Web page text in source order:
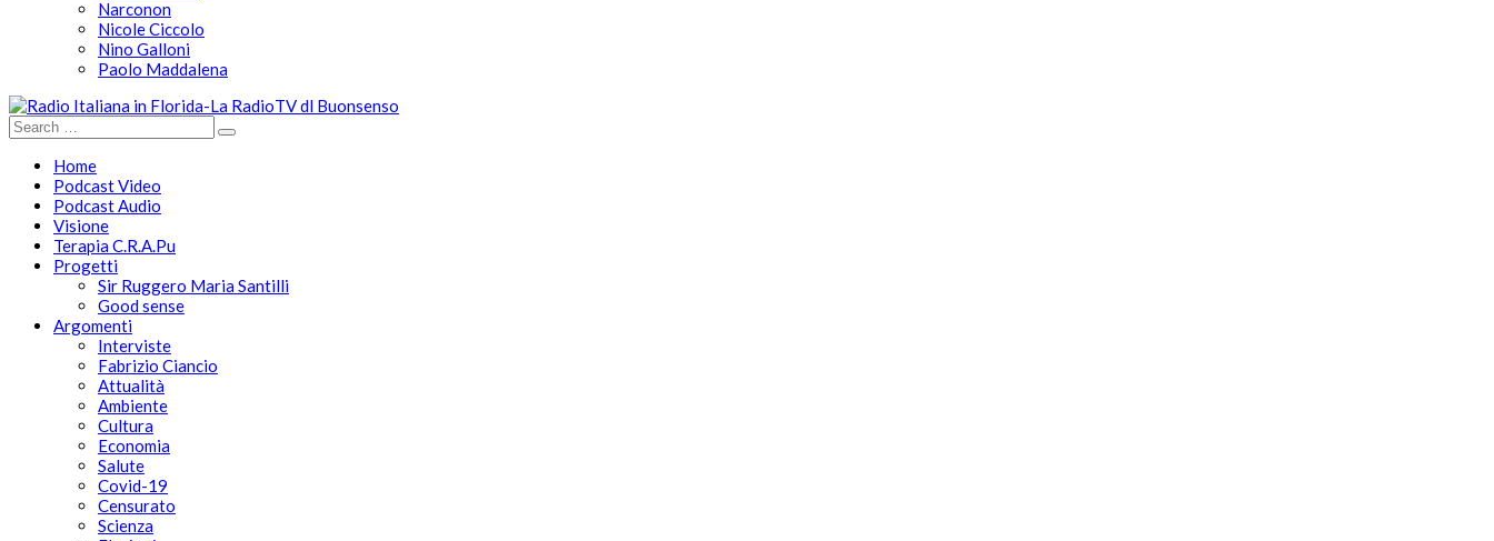
Narconon
Nicole Ciccolo
Nino Galloni
Paolo Maddalena
Home
Podcast Video
Podcast Audio
Visione
Terapia C.R.A.Pu
Progetti
Sir Ruggero Maria Santilli
Good sense
Argomenti
Interviste
Fabrizio Ciancio
Attualità
Ambiente
Cultura
Economia
Salute
Covid-19
Censurato
Scienza